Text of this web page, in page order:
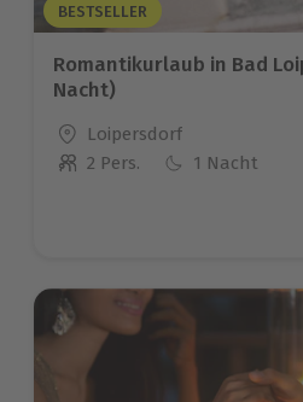
BESTSELLER
Romantikurlaub in Bad
Nacht)
Standort
Loipersdorf
Anzahl der Teilnehmer
2 Pers. 1 Nacht